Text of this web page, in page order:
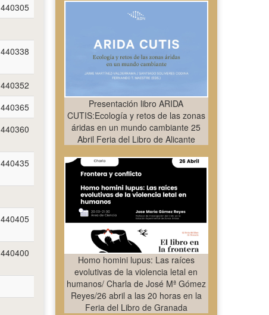
440305
440338
440352
440365
440360
440435
440405
440400
Presentación libro ARIDA
CUTIS:Ecología y retos de las zonas
áridas en un mundo cambiante 25
Abril Feria del Libro de Alicante
Homo homini lupus: Las raíces
evolutivas de la violencia letal en
humanos/ Charla de José Mª Gómez
Reyes/26 abril a las 20 horas en la
Feria del Libro de Granada